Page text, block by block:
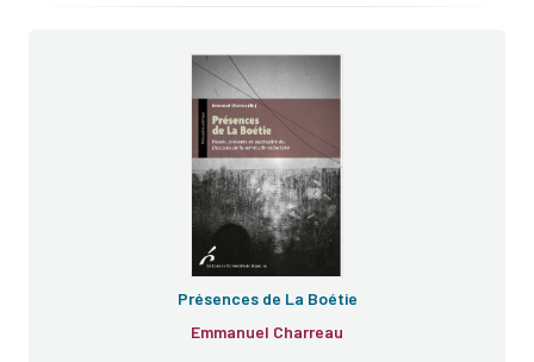
Présences de La Boétie
Emmanuel Charreau